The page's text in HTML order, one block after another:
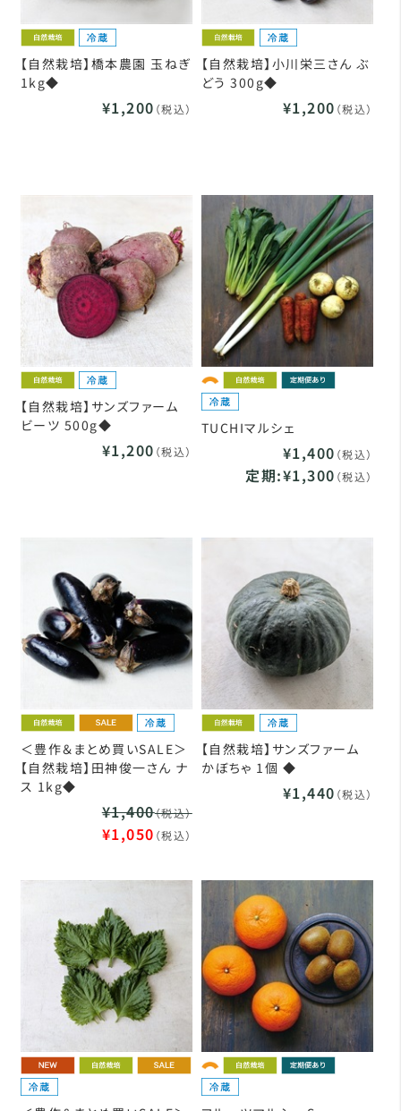
【自然栽培】橋本農園 玉ねぎ
1kg◆
¥1,200 （税込）
【自然栽培】小川栄三さん ぶ
どう 300g◆
¥1,200 （税込）
【自然栽培】サンズファーム
ビーツ 500g◆
¥1,200 （税込）
TUCHIマルシェ
¥1,400 （税込）
定期:¥1,300 （税込）
＜豊作＆まとめ買いSALE＞
【自然栽培】田神俊一さん ナ
ス 1kg◆
¥1,400（税込）
¥1,050 （税込）
【自然栽培】サンズファーム
かぼちゃ 1個 ◆
¥1,440 （税込）